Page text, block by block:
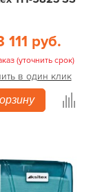
111 руб.
(уточнить срок)
в один клик